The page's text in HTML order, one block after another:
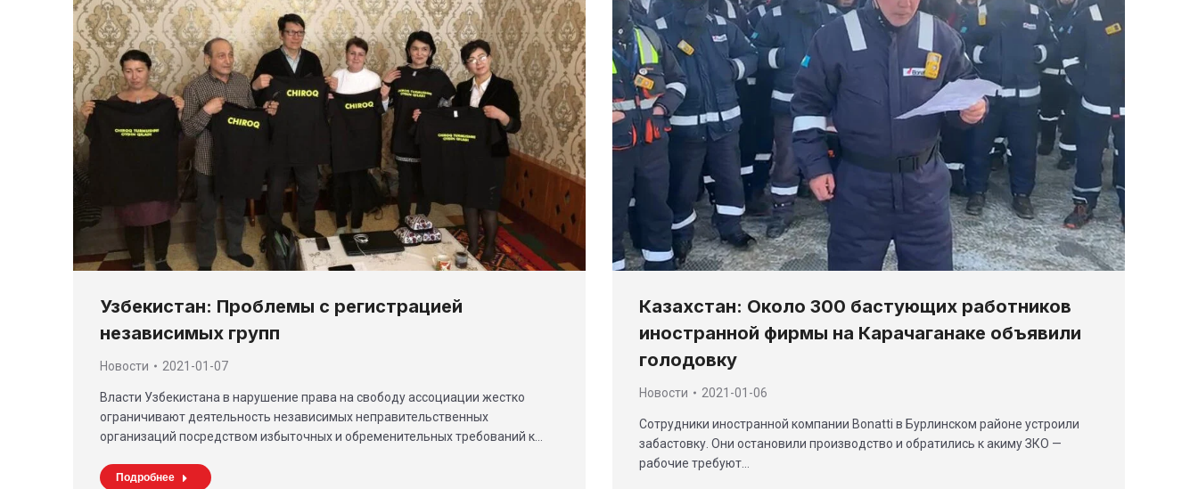
Узбекистан: Проблемы с регистрацией
независимых групп
Новости 2021-01-07
Власти Узбекистана в нарушение права на свободу ассоциации жестко
ограничивают деятельность независимых неправительственных
организаций посредством избыточных и обременительных требований к…
Подробнее
Казахстан: Около 300 бастующих работников
иностранной фирмы на Карачаганаке объявили
голодовку
Новости 2021-01-06
Сотрудники иностранной компании Bonatti в Бурлинском районе устроили
забастовку. Они остановили производство и обратились к акиму ЗКО —
рабочие требуют…